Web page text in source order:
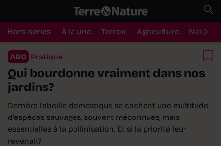
Hors-séries À la une Terroir Agriculture Nature
ABO Pratique
Qui bourdonne vraiment dans nos
jardins?
Derrière l'abeille domestique se cachent une multitude
d'espèces sauvages, souvent méconnues, mais
essentielles à la pollinisation. Et si la priorité leur
revenait?